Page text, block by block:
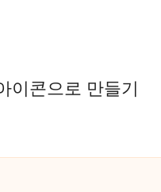
이콘으로 만들기